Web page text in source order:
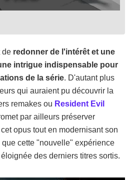
de redonner de l'intérêt et une
intrigue indispensable pour
de la série. D'autant plus
qui auraient pu découvrir la
remakes ou Resident Evil
par ailleurs préserver
opus tout en modernisant son
cette "nouvelle" expérience
des derniers titres sortis.